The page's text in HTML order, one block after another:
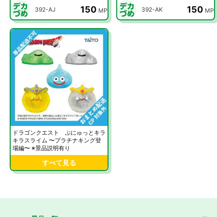
392-AJ 150 MP 392-AK 150 MP
ドラゴンクエスト ぷにゅっとキラ
キラスライム 〜プラチナキング登
場編〜 ※景品説明有り
すべて見る